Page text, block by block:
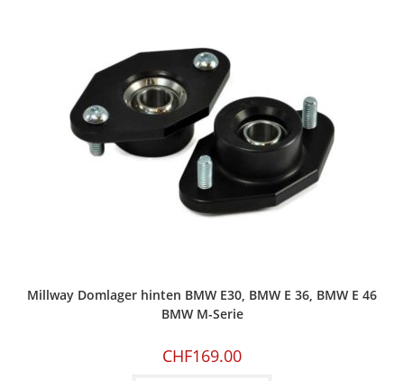
Millway Domlager hinten BMW E30, BMW E 36, BMW E 46
BMW M-Serie
CHF169.00